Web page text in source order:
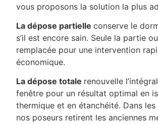
vous proposons la solution la plus
La dépose partielleconserve le
s’il est encore sain. Seule la partie
remplacée pour une intervention
économique.
La dépose totale renouvelle
fenêtre pour un résultat optimal en
thermique et en étanchéité. Dans les
nos poseurs retirent les anciennes